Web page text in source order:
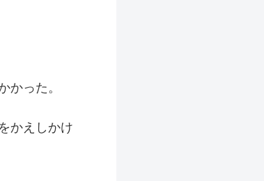
かった。
かえしかけ